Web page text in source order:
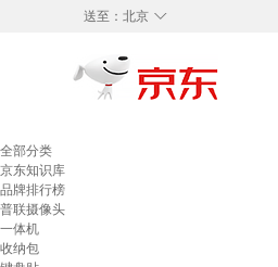
◇
送至： 北京
全部分类
京东知识库
品牌排行榜
普联摄像头
一体机
收纳包